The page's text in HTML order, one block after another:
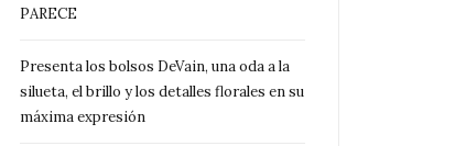
PARECE
Presenta los bolsos DeVain, una oda a la
silueta, el brillo y los detalles florales en su
máxima expresión